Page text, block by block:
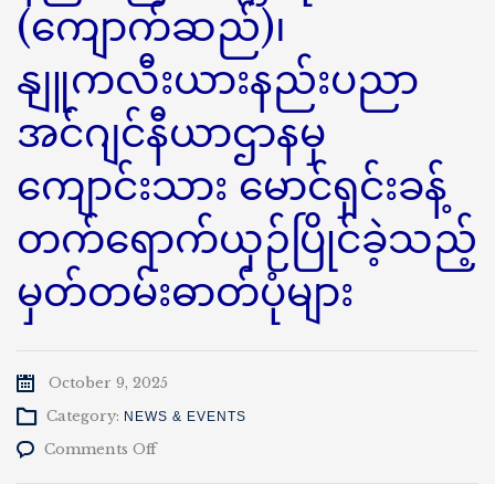
(ကျောက်ဆည်)၊
နျူကလီးယားနည်းပညာ
အင်ဂျင်နီယာဌာနမှ
ကျောင်းသား မောင်ရှင်းခန့်
တက်ရောက်ယှဉ်ပြိုင်ခဲ့သည့်
မှတ်တမ်းဓာတ်ပုံများ
October 9, 2025
Category: NEWS & EVENTS
Comments Offon